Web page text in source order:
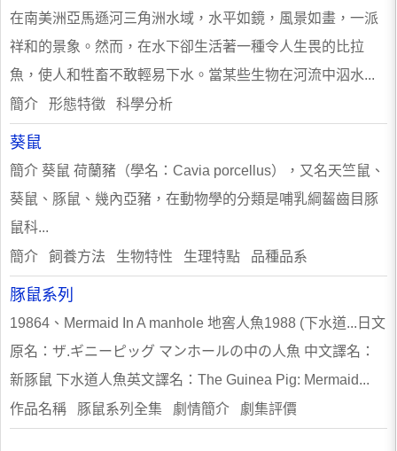
在南美洲亞馬遜河三角洲水域，水平如鏡，風景如畫，一派
祥和的景象。然而，在水下卻生活著一種令人生畏的比拉
魚，使人和牲畜不敢輕易下水。當某些生物在河流中泅水...
簡介 形態特徵 科學分析
葵鼠
簡介 葵鼠 荷蘭豬（學名：Cavia porcellus），又名天竺鼠、
葵鼠、豚鼠、幾內亞豬，在動物學的分類是哺乳綱齧齒目豚
鼠科...
簡介 飼養方法 生物特性 生理特點 品種品系
豚鼠系列
19864、Mermaid In A manhole 地窖人魚1988 (下水道...日文
原名：ザ.ギニーピッグ マンホールの中の人魚 中文譯名：
新豚鼠 下水道人魚英文譯名：The Guinea Pig: Mermaid...
作品名稱 豚鼠系列全集 劇情簡介 劇集評價